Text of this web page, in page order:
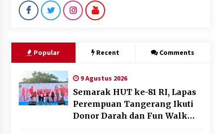
Popular Recent Comments
9 Agustus 2026
Semarak HUT ke-81 RI, Lapas
Perempuan Tangerang Ikuti
Donor Darah dan Fun Walk